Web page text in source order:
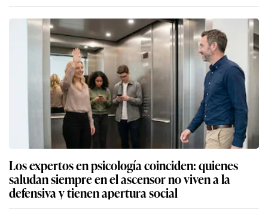
Los expertos en psicología coinciden: quienes
saludan siempre en el ascensor no viven a la
defensiva y tienen apertura social